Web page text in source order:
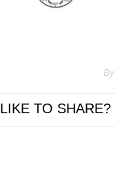
By
LIKE TO SHARE?